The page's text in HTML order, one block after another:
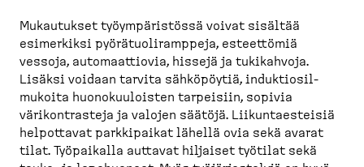
Mukautukset työympä­ristössä voivat sisältää
esimerkiksi pyörätuo­li­ramppeja, esteettömiä
vessoja, automaat­tiovia, hissejä ja tukikahvoja.
Lisäksi voidaan tarvita sähköpöytiä, induktio­sil­
mukoita huonokuu­loisten tarpeisiin, sopivia
värikont­rasteja ja valojen säätöjä. Liikun­taes­teisiä
helpottavat parkki­paikat lähellä ovia sekä avarat
tilat. Työpaikalla auttavat hiljaiset työtilat sekä